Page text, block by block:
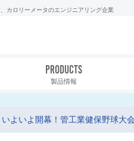
カロリーメータのエンジニアリング企業
PRODUCTS
製品情報
よいよ開幕！管工業健保野球大